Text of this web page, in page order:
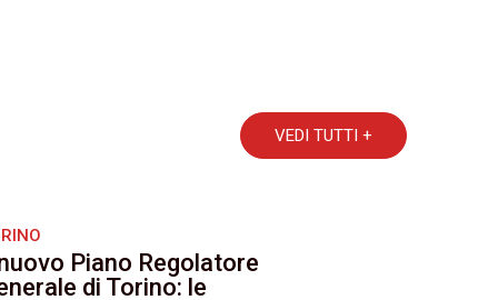
VEDI TUTTI +
Piano Regolatore
di Torino: le